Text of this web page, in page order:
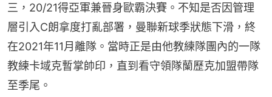
三，20/21得亞軍兼晉身歐霸決賽。不知是否因管理
層引入C朗拿度打亂部署，曼聯新球季狀態下滑，終
在2021年11月離隊。當時正是由他教練隊團內的一隊
教練卡域克暫掌帥印，直到看守領隊蘭歷克加盟帶隊
至季尾。